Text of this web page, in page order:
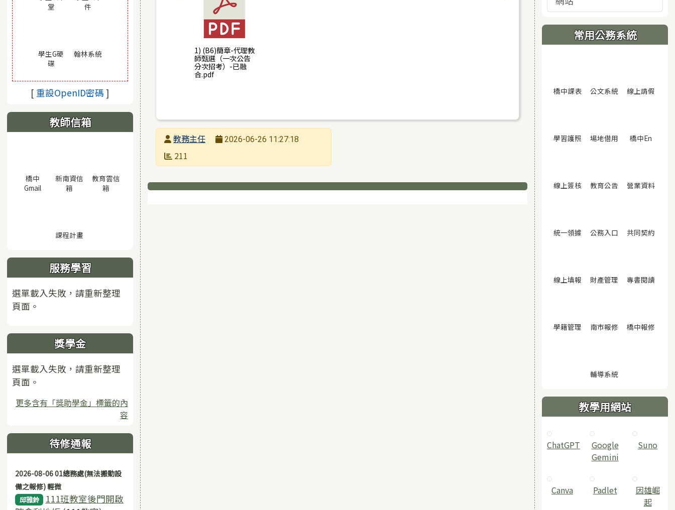
堂(另開視窗)件(另開視窗)
學生G硬
碟(另開視窗)
翰林系統(另開視窗)
[ 重設OpenID密碼 (另開視窗)
]
教師信箱
橋中
Gmail(另開視窗)
新南資信
箱 (另開視窗)
教育雲信
箱 (另開視窗)
課程計畫
服務學習
選單載入失敗，請重新整理
頁面。
獎學金
選單載入失敗，請重新整理
頁面。
更多含有「獎助學金」標籤的內
容
待修通報
2026-08-06 01總務處(無法搬動設
備之報修) 輕微
邱雅鈴
111班教室後門開啟
1) (B6)簡章-代理教
師甄選（一次公告
分次招考）-已融
合.pdf
發布者教務主任
發布日期
2026-06-26 11:27:18
瀏覽次數
211
下中區域內容
常用公務系統
橋中課表(另開視窗)
公文系統(另開視窗)
線上請假
學習護照 (另開視窗)
場地借用 (另開視窗)
橋中En
線上簽核(另開視窗)
教育公告(另開視窗)
營業資料(另開
統一領據 (另開視窗)
公務入口 (另開視窗)
共同契約
線上填報 (另開視窗)
財產管理 (另開視窗)
專書閱讀
學籍管理 (另開視窗)
南市報修 (另開視窗)
橋中報修
輔導系統(另開視窗)
教學用網站
ChatGPT
‎Google
Gemini
Suno
Canva Padlet
因雄崛
起